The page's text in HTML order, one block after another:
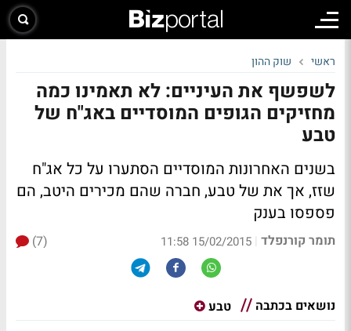
ראשי שוק ההון
לשפשף את העיניים: לא תאמינו כמה
מחזיקים הגופים המוסדיים באג"ח של
טבע
בשנים האחרונות המוסדיים הסתערו על כל אג"ח
שזז, אך את של טבע, חברה שהם מכירים היטב, הם
פספסו בענק
תומר קורנפלד |
15/02/2015 11:58
(7)
נושאים בכתבה טבע